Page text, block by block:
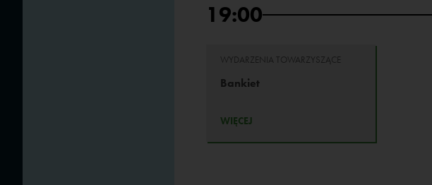
19:00
WYDARZENIA TOWARZYSZĄCE
Bankiet
WIĘCEJ